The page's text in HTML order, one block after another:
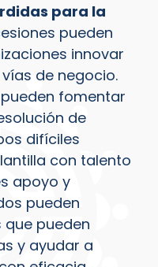
para la
pueden
innovar
de negocio.
fomentar
de
difíciles
con talento
apoyo y
pueden
pueden
y ayudar a